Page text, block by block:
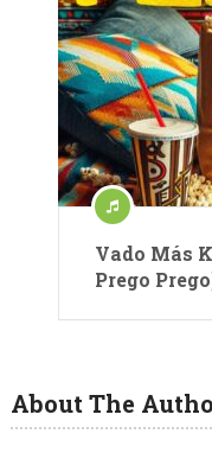
Vado Más
Prego
About The